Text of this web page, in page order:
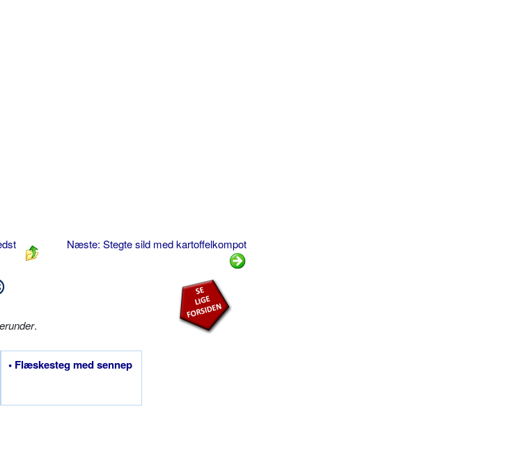
Næste: Stegte sild med kartoffelkompot
.
• Flæskesteg med sennep